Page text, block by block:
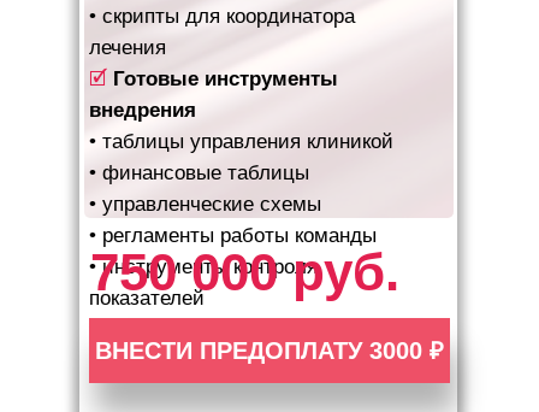
• скрипты для координатора
лечения
🗹 Готовые инструменты
внедрения
• таблицы управления клиникой
• финансовые таблицы
• управленческие схемы
• регламенты работы команды
• инструменты контроля
показателей
750 000 руб.
ВНЕСТИ ПРЕДОПЛАТУ 3000 ₽